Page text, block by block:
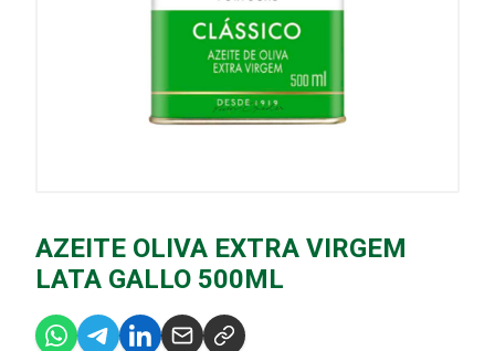
AZEITE OLIVA EXTRA VIRGEM
LATA GALLO 500ML